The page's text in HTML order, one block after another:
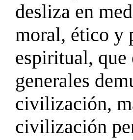
desliza en
moral, ético y
espiritual, que
generales
civilización,
civilización